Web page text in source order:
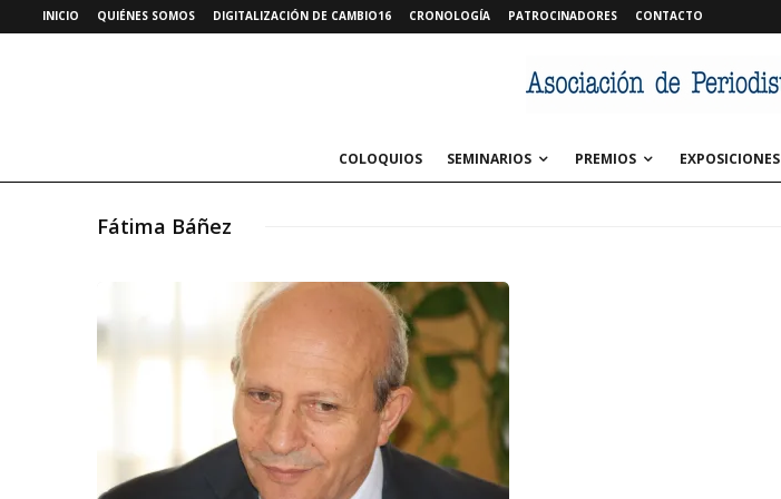
INICIO QUIÉNES SOMOS DIGITALIZACIÓN DE CAMBIO16 CRONOLOGÍA PATROCINADORES CONTACTO
COLOQUIOS SEMINARIOS PREMIOS EXPOSICIONES
Fátima Báñez